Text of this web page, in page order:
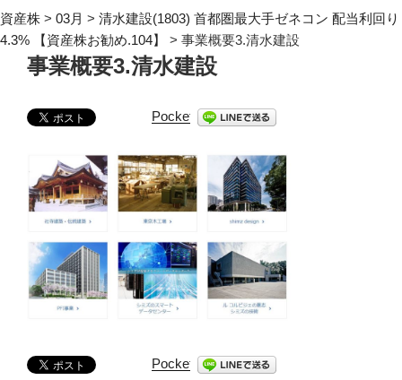
資産株 > 03月 > 清水建設(1803) 首都圏最大手ゼネコン 配当利回り
4.3% 【資産株お勧め.104】
> 事業概要3.清水建設
事業概要3.清水建設
Pocket
Pocket